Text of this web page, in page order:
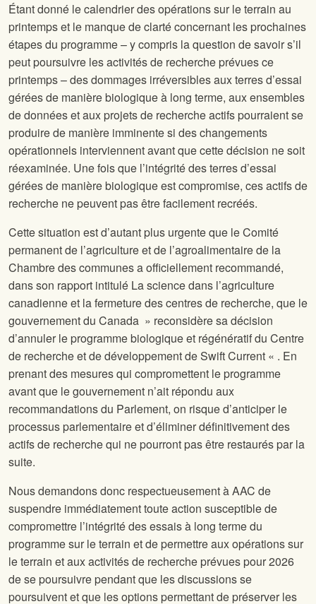
Étant donné le calendrier des opérations sur le terrain au
printemps et le manque de clarté concernant les prochaines
étapes du programme – y compris la question de savoir s’il
peut poursuivre les activités de recherche prévues ce
printemps – des dommages irréversibles aux terres d’essai
gérées de manière biologique à long terme, aux ensembles
de données et aux projets de recherche actifs pourraient se
produire de manière imminente si des changements
opérationnels interviennent avant que cette décision ne soit
réexaminée. Une fois que l’intégrité des terres d’essai
gérées de manière biologique est compromise, ces actifs de
recherche ne peuvent pas être facilement recréés.
Cette situation est d’autant plus urgente que le Comité
permanent de l’agriculture et de l’agroalimentaire de la
Chambre des communes a officiellement recommandé,
dans son rapport intitulé La science dans l’agriculture
canadienne et la fermeture des centres de recherche, que le
gouvernement du Canada » reconsidère sa décision
d’annuler le programme biologique et régénératif du Centre
de recherche et de développement de Swift Current « . En
prenant des mesures qui compromettent le programme
avant que le gouvernement n’ait répondu aux
recommandations du Parlement, on risque d’anticiper le
processus parlementaire et d’éliminer définitivement des
actifs de recherche qui ne pourront pas être restaurés par la
suite.
Nous demandons donc respectueusement à AAC de
suspendre immédiatement toute action susceptible de
compromettre l’intégrité des essais à long terme du
programme sur le terrain et de permettre aux opérations sur
le terrain et aux activités de recherche prévues pour 2026
de se poursuivre pendant que les discussions se
poursuivent et que les options permettant de préserver les